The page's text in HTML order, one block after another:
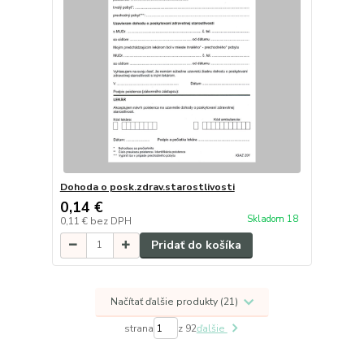
Dohoda o posk.zdrav.starostlivosti
0,14 €
0,11 € bez DPH Skladom 18
Pridať do košíka
Načítať ďalšie produkty (21)
strana z 92ďalšie